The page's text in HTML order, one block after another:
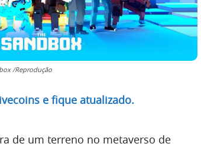
/Reprodução
e fique atualizado.
de um terreno no metaverso de